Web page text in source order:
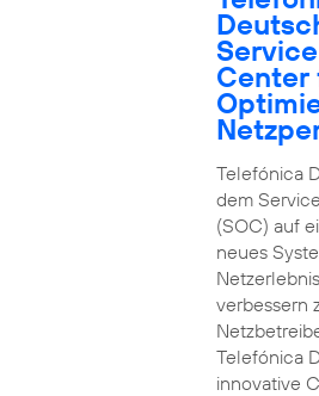
Center
Telefónica
dem
(SOC) auf
neues
verbessern
Telefónica
innovative